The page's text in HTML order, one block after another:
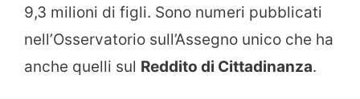
9,3 milioni di figli. Sono numeri pubblicati
nell’Osservatorio sull’Assegno unico che ha
anche quelli sul Reddito di Cittadinanza.